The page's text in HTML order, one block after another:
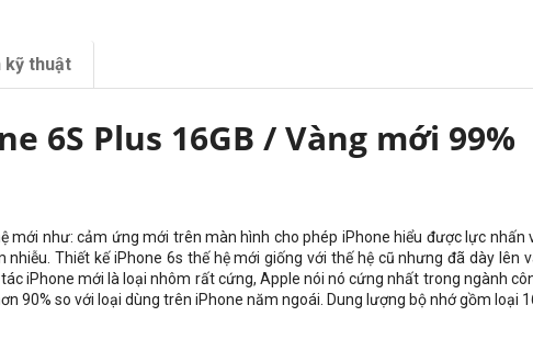
kỹ thuật
6S Plus 16GB / Vàng mới 99%
như: cảm ứng mới trên màn hình cho phép iPhone hiểu được lực nhấn
Thiết kế iPhone 6s thế hệ mới giống với thế hệ cũ nhưng đã dày
iPhone mới là loại nhôm rất cứng, Apple nói nó cứng nhất trong ngành
90% so với loại dùng trên iPhone năm ngoái. Dung lượng bộ nhớ gồm loại